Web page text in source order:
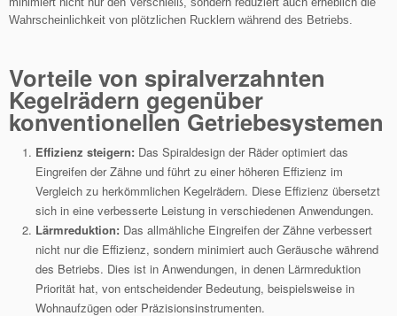
Wahrscheinlichkeit von plötzlichen Rucklern während des Betriebs.
Vorteile von spiralverzahnten
Kegelrädern gegenüber
konventionellen Getriebesystemen
Effizienz steigern: Das Spiraldesign der Räder optimiert das
Eingreifen der Zähne und führt zu einer höheren Effizienz im
Vergleich zu herkömmlichen Kegelrädern. Diese Effizienz übersetzt
sich in eine verbesserte Leistung in verschiedenen Anwendungen.
Lärmreduktion: Das allmähliche Eingreifen der Zähne verbessert
nicht nur die Effizienz, sondern minimiert auch Geräusche während
des Betriebs. Dies ist in Anwendungen, in denen Lärmreduktion
Priorität hat, von entscheidender Bedeutung, beispielsweise in
Wohnaufzügen oder Präzisionsinstrumenten.